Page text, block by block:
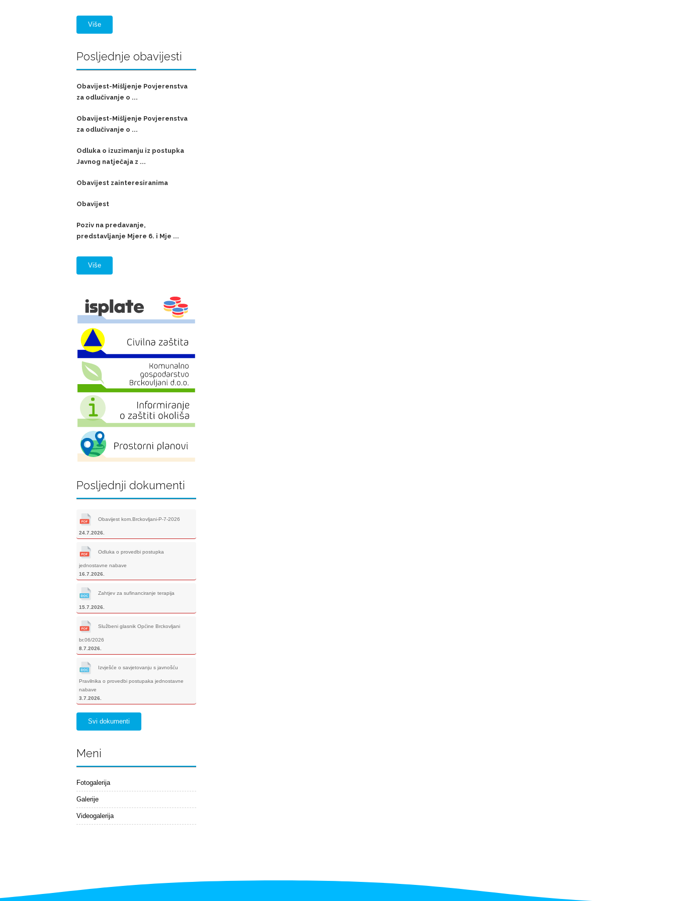
Više
Posljednje obavijesti
Obavijest-Mišljenje Povjerenstva
za odlučivanje o ...
Obavijest-Mišljenje Povjerenstva
za odlučivanje o ...
Odluka o izuzimanju iz postupka
Javnog natječaja z ...
Obavijest zainteresiranima
Obavijest
Poziv na predavanje,
predstavljanje Mjere 6. i Mje ...
Više
Posljednji dokumenti
Obavijest kom.Brckovljani-P-7-2026
24.7.2026.
Odluka o provedbi postupka
jednostavne nabave
16.7.2026.
Zahtjev za sufinanciranje terapija
15.7.2026.
Službeni glasnik Općine Brckovljani
br.06/2026
8.7.2026.
Izvješće o savjetovanju s javnošću
Pravilnika o provedbi postupaka jednostavne
nabave
3.7.2026.
Svi dokumenti
Meni
Fotogalerija
Galerije
Videogalerija